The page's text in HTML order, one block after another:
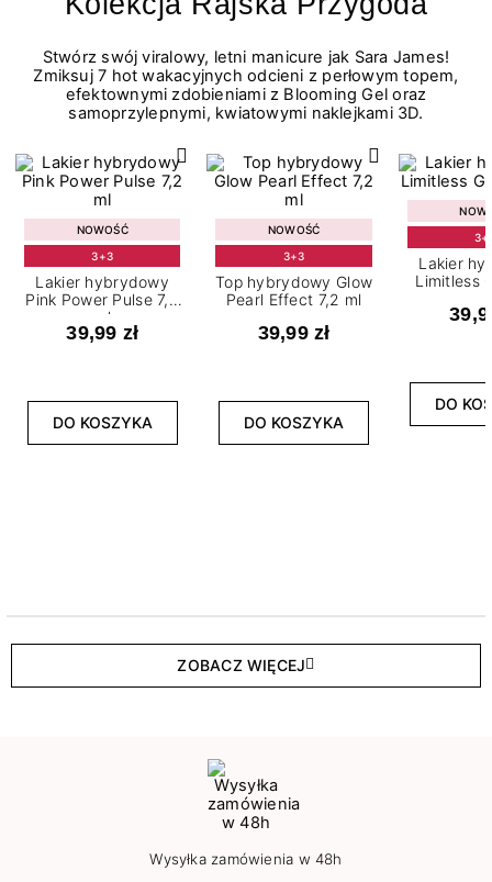
Stwórz swój viralowy, letni manicure jak Sara James!
Zmiksuj 7 hot wakacyjnych odcieni z perłowym topem,
efektownymi zdobieniami z Blooming Gel oraz
samoprzylepnymi, kwiatowymi naklejkami 3D.
NOWOŚĆ
3+3
Lakier hybrydowy
Pink Power Pulse 7,2
ml
39,99 zł
DO KOSZYKA
NOWOŚĆ
3+3
Top hybrydowy Glow
Pearl Effect 7,2 ml
39,99 zł
DO KOSZYKA
Lakier
Limitless
DO
ZOBACZ WIĘCEJ
Wysyłka zamówienia w 48h